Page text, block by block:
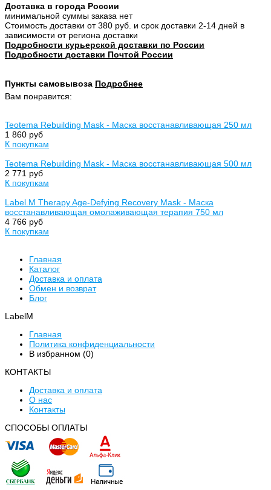
Доставка в города России
минимальной суммы заказа нет
Стоимость доставки от 380 руб. и срок доставки 2-14 дней в
зависимости от региона доставки
Подробности курьерской доставки по России
Подробности доставки Почтой России
Пункты самовывоза Подробнее
Вам понравится:
Teotema Rebuilding Mask - Маска восстанавливающая 250 мл
1 860 руб
К покупкам
Teotema Rebuilding Mask - Маска восстанавливающая 500 мл
2 771 руб
К покупкам
Label.M Therapy Age-Defying Recovery Mask - Маска
восстанавливающая омолаживающая терапия 750 мл
4 766 руб
К покупкам
Главная
Каталог
Доставка и оплата
Обмен и возврат
Блог
LabelM
Главная
Политика конфиденциальности
В избранном (0)
КОНТАКТЫ
Доставка и оплата
О нас
Контакты
CПОСОБЫ ОПЛАТЫ